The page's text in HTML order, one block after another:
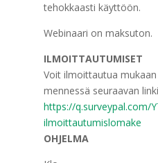
tehokkaasti käyttöön.
Webinaari on maksuton.
ILMOITTAUTUMISET
Voit ilmoittautua
mennessä seuraavan
https://q.surveypal.com/
ilmoittautumislomake
OHJELMA